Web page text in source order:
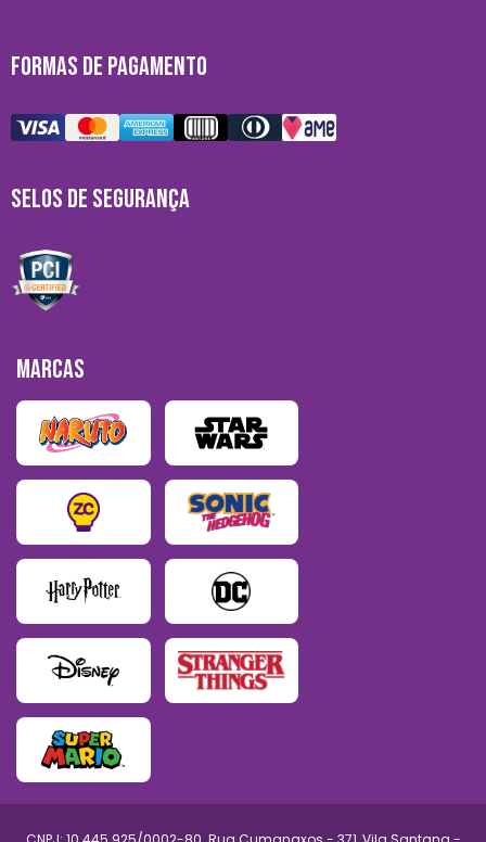
FORMAS DE PAGAMENTO
SELOS DE SEGURANÇA
MARCAS